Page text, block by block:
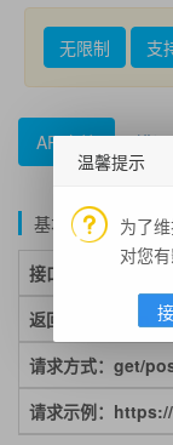
无限制 支
API文档 错
基本说明：
接口地址：
返回格式：json
请求方式：get/
请求示例：
温馨提示
为了
对您